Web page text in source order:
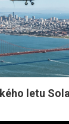
letu